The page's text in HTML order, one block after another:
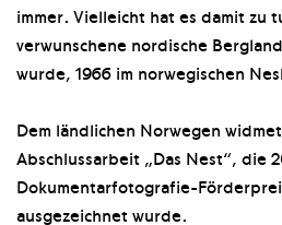
immer. Vielleicht hat es damit zu
verwunschene nordische
wurde, 1966 im norwegischen
Dem ländlichen Norwegen
Abschlussarbeit „Das Nest“, die
Dokumentarfotografie-
ausgezeichnet wurde.